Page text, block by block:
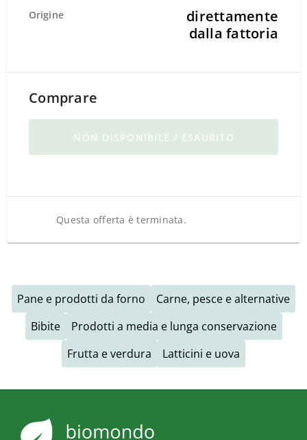
Origine
direttamente
dalla fattoria
Comprare
NON DISPONIBILE / ESAURITO
Questa offerta è terminata.
Pane e prodotti da forno
Carne, pesce e alternative
Bibite
Prodotti a media e lunga conservazione
Frutta e verdura
Latticini e uova